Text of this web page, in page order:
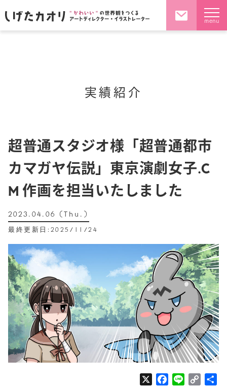
menu
実績紹介
超普通スタジオ様「超普通都市
カマガヤ伝説」東京演劇女子.C
M 作画を担当いたしました
2023.04.06 (Thu.)
最終更新日:2025/11/24